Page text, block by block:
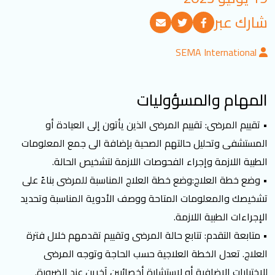
تسجيل الدخول
العربية
تابعنا
شارك عبر
SEMA International
المهام والمسؤوليات
• تقييم المرضى: تقييم المرضى الذين يأتون إلى العيادة أو
المستشفى وتحليل حالتهم الصحية بإضافة الى جمع المعلومات
الطبية اللازمة وإجراء الفحوصات اللازمة لتشخيص الحالة.
• وضع خطة العلاج:وضع خطة العلاج المناسبة للمرضى بناءً على
تشخيصك والمعلومات المتاحة ووصف الأدوية المناسبة وتحديد
الإجراءات الطبية اللازمة.
• متابعة التقدم: تتابع حالة المرضى وتقييم تقدمهم خلال فترة
العلاج. تعدل الخطة العلاجية حسب الحاجة وتوجه المرضى